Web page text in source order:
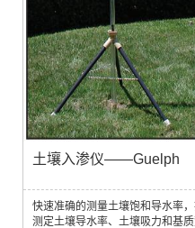
土壤入渗仪——Guelph
快速准确的测量土壤饱和导水率
测定土壤导水率、土壤吸力和基